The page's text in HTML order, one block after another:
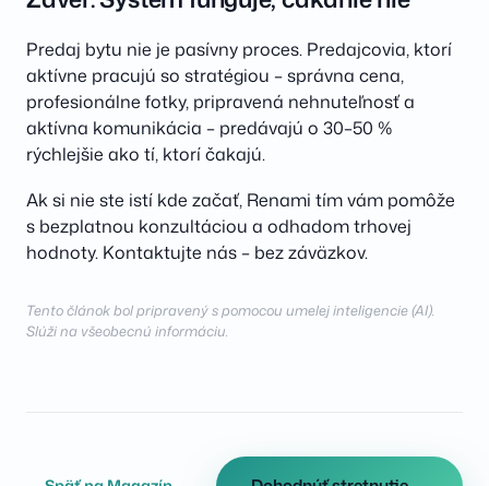
Predaj bytu nie je pasívny proces. Predajcovia, ktorí
aktívne pracujú so stratégiou – správna cena,
profesionálne fotky, pripravená nehnuteľnosť a
aktívna komunikácia – predávajú o 30–50 %
rýchlejšie ako tí, ktorí čakajú.
Ak si nie ste istí kde začať, Renami tím vám pomôže
s bezplatnou konzultáciou a odhadom trhovej
hodnoty. Kontaktujte nás – bez záväzkov.
Tento článok bol pripravený s pomocou umelej inteligencie (AI).
Slúži na všeobecnú informáciu.